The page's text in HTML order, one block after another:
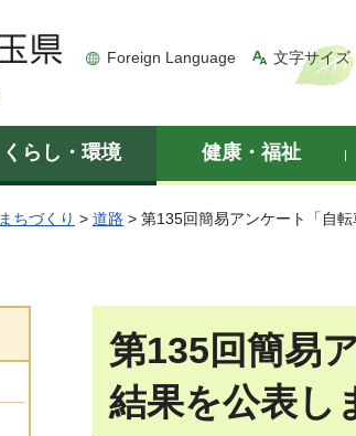
Foreign Language 文字サイズ
くらし・環境 健康・福祉
まちづくり > 道路 > 第135回簡易アンケート「自
第135回簡易
結果を公表し